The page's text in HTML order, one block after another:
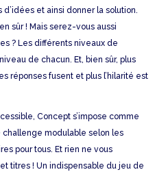
et ainsi donner la solution.
sûr ! Mais serez-vous aussi
? Les différents niveaux de
de chacun. Et, bien sûr, plus
réponses fusent et plus l’hilarité est
Concept s’impose comme
challenge modulable selon les
pour tous. Et rien ne vous
titres ! Un indispensable du jeu de